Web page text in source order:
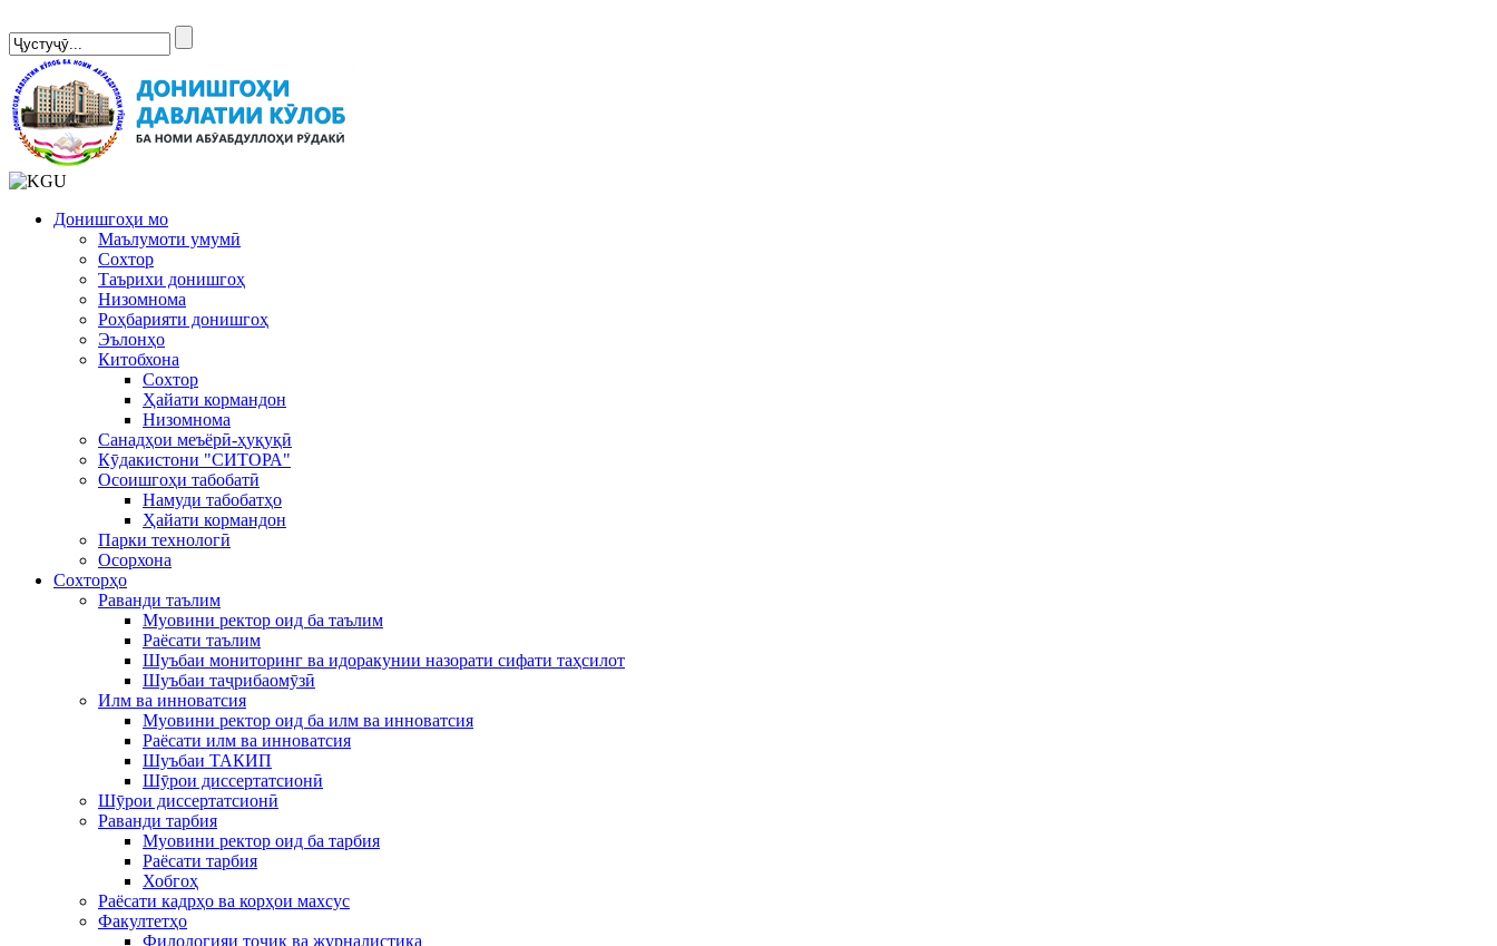
Донишгоҳи мо
Маълумоти умумӣ
Сохтор
Таърихи донишгоҳ
Низомнома
Роҳбарияти донишгоҳ
Эълонҳо
Китобхона
Сохтор
Ҳайати кормандон
Низомнома
Санадҳои меъёрӣ-ҳуқуқӣ
Кӯдакистони "СИТОРА"
Осоишгоҳи табобатӣ
Намуди табобатҳо
Ҳайати кормандон
Парки технологӣ
Осорхона
Сохторҳо
Раванди таълим
Муовини ректор оид ба таълим
Раёсати таълим
Шуъбаи мониторинг ва идоракунии назорати сифати таҳсилот
Шуъбаи таҷрибаомӯзӣ
Илм ва инноватсия
Муовини ректор оид ба илм ва инноватсия
Раёсати илм ва инноватсия
Шуъбаи ТАКИП
Шӯрои диссертатсионӣ
Шӯрои диссертатсионӣ
Раванди тарбия
Муовини ректор оид ба тарбия
Раёсати тарбия
Хобгоҳ
Раёсати кадрҳо ва корҳои махсус
Факултетҳо
Филологияи тоҷик ва журналистика